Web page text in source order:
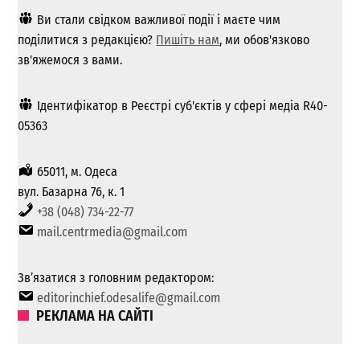
Ви стали свідком важливої ​​події і маєте чим
поділитися з редакцією? Пишіть нам, ми обов'язково
зв'яжемося з вами.
Ідентифікатор в Реєстрі суб'єктів у сфері медіа R40-
05363
65011, м. Одеса
вул. Базарна 76, к. 1
+38 (048) 734-22-77
mail.centrmedia@gmail.com
Зв’язатися з головним редактором:
editorinchief.odesalife@gmail.com
РЕКЛАМА НА САЙТІ